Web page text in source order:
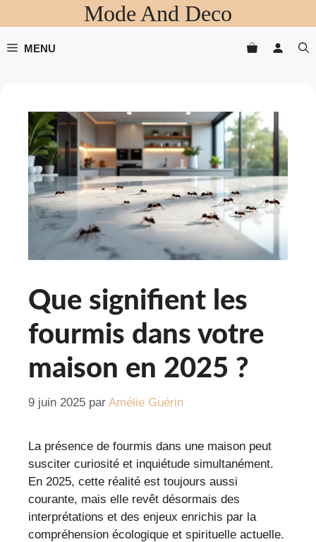
au
contenu
Mode And Deco
MENU
Que signifient les
fourmis dans votre
maison en 2025 ?
9 juin 2025 par Amélie Guérin
La présence de fourmis dans une maison peut
susciter curiosité et inquiétude simultanément.
En 2025, cette réalité est toujours aussi
courante, mais elle revêt désormais des
interprétations et des enjeux enrichis par la
compréhension écologique et spirituelle actuelle.